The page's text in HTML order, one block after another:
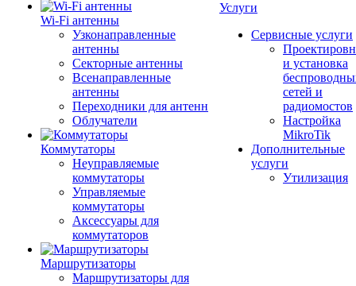
Wi-Fi антенны
Узконаправленные
антенны
Секторные антенны
Всенаправленные
антенны
Переходники для антенн
Облучатели
Коммутаторы
Неуправляемые
коммутаторы
Управляемые
коммутаторы
Аксессуары для
коммутаторов
Маршрутизаторы
Маршрутизаторы для
Услуги
Сервисные услуги
и установка
сетей и
радиомостов
Настройка
MikroTik
Дополнительные
услуги
Утилизация